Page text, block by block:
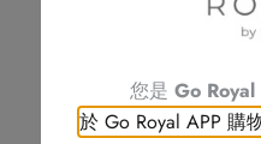
不可補發、更換或購買其他
帝京酒店保留修改優惠條款
如有任何爭議，帝京酒店保留
您是 Go Royal
於 Go Royal APP 購